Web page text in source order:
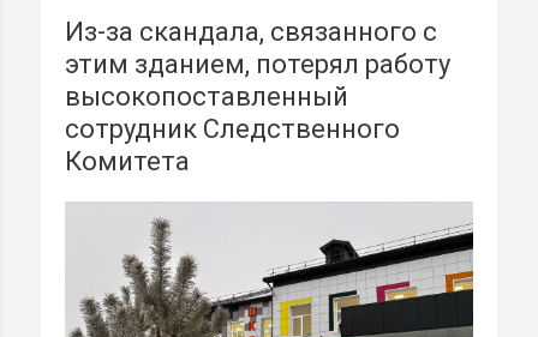
Из-за скандала, связанного с
этим зданием, потерял работу
высокопоставленный
сотрудник Следственного
Комитета